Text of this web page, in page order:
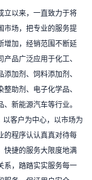
立以来，一直致力于将
市场，把专业的服务提
增加，经销范围不断延
品广泛应用于化工、
加剂、饲料添加剂、
助剂、电子化学品、
新能源汽车等行业。
以客户为中心，以市场为
的程序认认真真对待每
快捷的服务大限度地满
系，踏踏实实服务每一